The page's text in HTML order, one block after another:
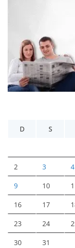
D
S
2 3 4
9 10
16 17
23 24
30 31